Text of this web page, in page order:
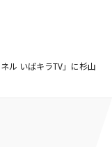
ル いばキラTV」に杉山